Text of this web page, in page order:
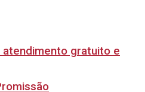
atendimento gratuito e